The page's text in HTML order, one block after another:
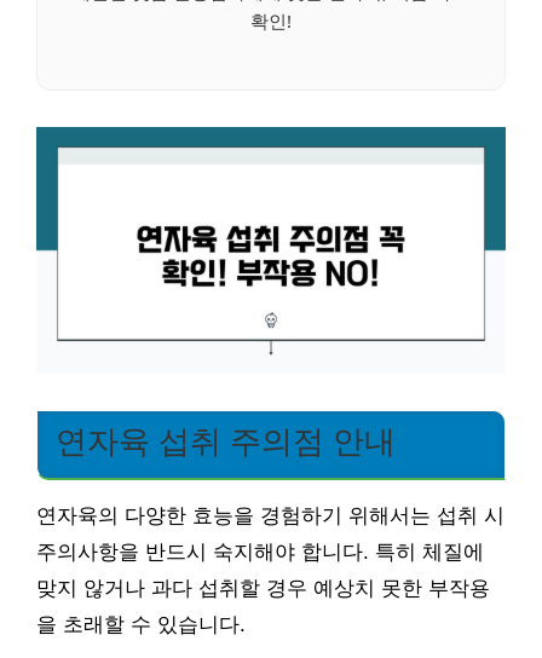
확인!
연자육 섭취 주의점 안내
연자육의 다양한 효능을 경험하기 위해서는 섭취 시
주의사항을 반드시 숙지해야 합니다. 특히 체질에
맞지 않거나 과다 섭취할 경우 예상치 못한 부작용
을 초래할 수 있습니다.